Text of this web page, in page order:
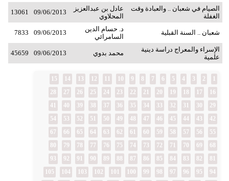
الصيام في شعبان .. والعبادة وقت
الغفلة
عادل بن عبدالعزيز
المحلاوي
09/06/2013
13061
شعبان .. السنة القبلية
د. حسام الدين
السامرائي
09/06/2013
7833
الإسراء والمعراج دراسة دينية
علمية
محمد بدوي 09/06/2013
45659
2
3
4
5
6
7
8
9
12
13
14
15
16
17
18
19
20
21
22
23
24
25
26
27
28
29
30
31
32
33
34
35
36
37
38
39
40
41
42
43
44
45
46
47
48
49
50
51
52
53
54
55
56
57
58
59
60
61
62
63
64
65
66
67
68
69
70
71
72
73
74
75
76
77
78
79
80
81
82
83
84
85
86
87
88
89
90
91
92
93
94
95
96
97
98
99
102
103
104
105